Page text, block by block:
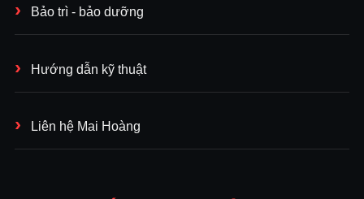
Bảo trì - bảo dưỡng
Hướng dẫn kỹ thuật
Liên hệ Mai Hoàng